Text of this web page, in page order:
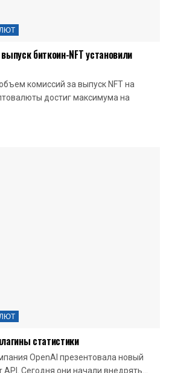
биткоин-NFT установили
комиссий за выпуск NFT на
достиг максимума на
статистики
OpenAI презентовала новый
Сегодня они начали внедрять...